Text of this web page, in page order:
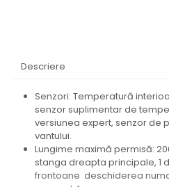
Descriere
Senzori: Temperatură
senzor suplimentar de
versiunea expert, senzor de
vantului.
Lungime maximă permisă:
stanga dreapta principale, 1
frontoane deschiderea